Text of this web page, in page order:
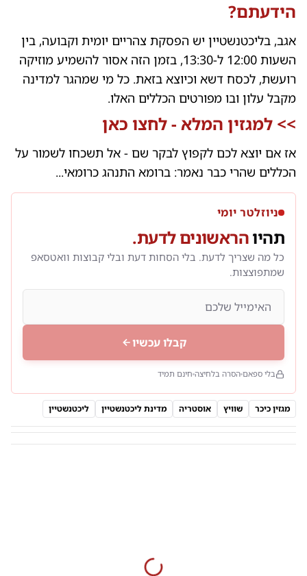
הידעתם?
אגב, בליכטנשטיין יש הפסקת צהריים יומית וקבועה, בין
השעות 12:00 ל-13:30, בזמן הזה אסור להשמיע מוזיקה
רועשת, לכסח דשא וכיוצא בזאת. כל מי שמהגר למדינה
מקבל עלון ובו מפורטים הכללים האלו.
>> למגזין המלא - לחצו כאן
אז אם יוצא לכם לקפוץ לבקר שם - אל תשכחו לשמור על
הכללים שהרי כבר נאמר: ברומא התנהג כרומאי...
ניוזלטר יומי
תהיוהראשונים לדעת.
כל מה שצריך לדעת. בלי הסחות דעת ובלי קבוצות וואטסאפ
שמתפוצצות.
קבלו עכשיו
בלי ספאם הסרה בלחיצה חינם תמיד
מגזין כיכר שוויץ אוסטריה מדינת ליכטנשטיין ליכטנשטיין